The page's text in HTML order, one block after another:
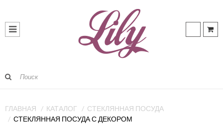
ГЛАВНАЯ КАТАЛОГ
СТЕКЛЯННАЯ ПОСУДА
СТЕКЛЯННАЯ ПОСУДА С ДЕКОРОМ